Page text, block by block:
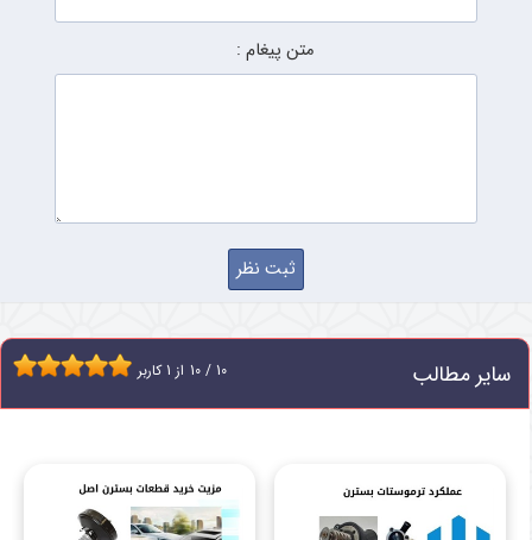
متن پیغام :
سایر مطالب 10 / 10 از 1 کاربر